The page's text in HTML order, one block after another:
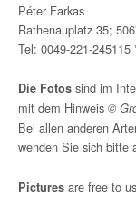
Péter Farkas
Rathenauplatz 35;
Tel: 0049-221-
Die Fotos sind im
mit dem Hinweis ©
Bei allen anderen
wenden Sie sich bitte
Pictures are free to